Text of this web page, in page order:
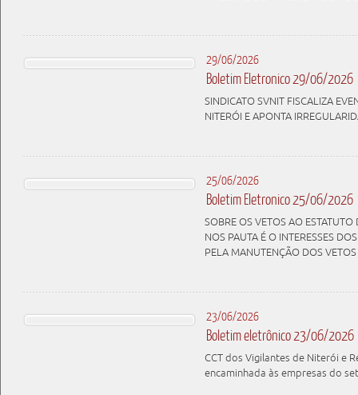
29/06/2026
Boletim Eletronico 29/06/2026
SINDICATO SVNIT FISCALIZA
NITERÓI E APONTA
25/06/2026
Boletim Eletronico 25/06/2026
SOBRE OS VETOS AO
NOS PAUTA É O INTERESSES
PELA MANUTENÇÃO DOS VETOS
23/06/2026
Boletim eletrônico 23/06/2026
CCT dos Vigilantes de Niterói e
encaminhada às empresas do